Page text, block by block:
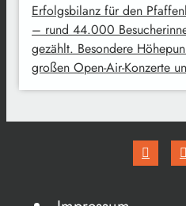
Erfolgsbilanz für den
– rund 44.000
gezählt. Besondere
großen Open-Air-Konzerte